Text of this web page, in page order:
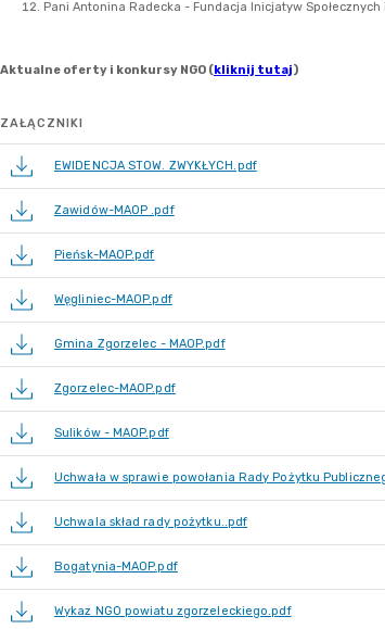
ZAŁĄCZNIKI
EWIDENCJA STOW. ZWYKŁYCH.pdf
Zawidów-MAOP .pdf
Pieńsk-MAOP.pdf
Węgliniec-MAOP.pdf
Gmina Zgorzelec - MAOP.pdf
Zgorzelec-MAOP.pdf
Sulików - MAOP.pdf
Uchwała w sprawie powołania Rady Pożytku
Uchwala skład rady pożytku..pdf
Bogatynia-MAOP.pdf
Wykaz NGO powiatu zgorzeleckiego.pdf